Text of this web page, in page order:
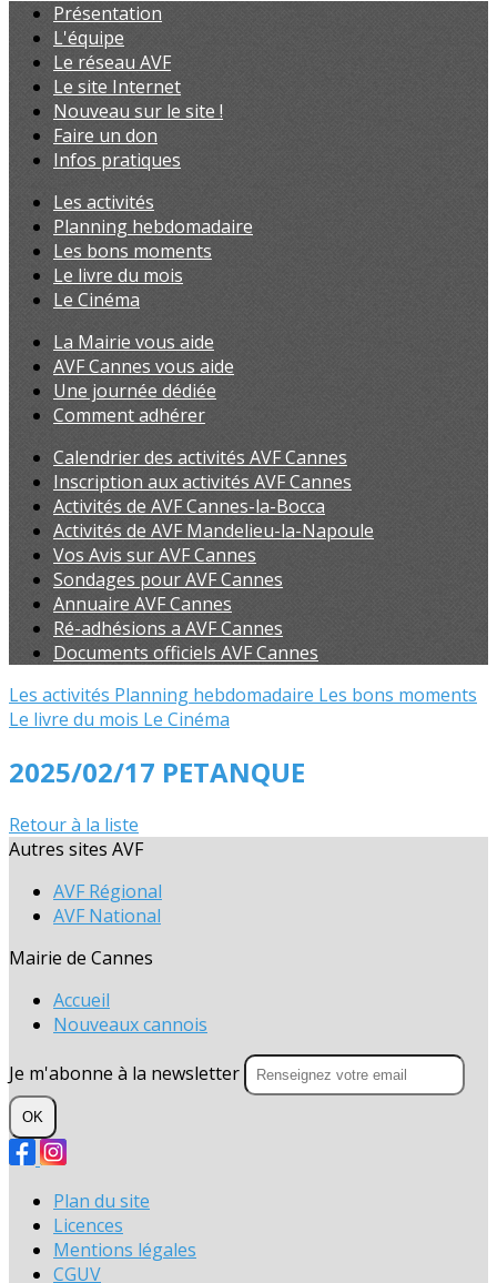
Présentation
L'équipe
Le réseau AVF
Le site Internet
Nouveau sur le site !
Faire un don
Infos pratiques
Les activités
Planning hebdomadaire
Les bons moments
Le livre du mois
Le Cinéma
La Mairie vous aide
AVF Cannes vous aide
Une journée dédiée
Comment adhérer
Calendrier des activités AVF Cannes
Inscription aux activités AVF Cannes
Activités de AVF Cannes-la-Bocca
Activités de AVF Mandelieu-la-Napoule
Vos Avis sur AVF Cannes
Sondages pour AVF Cannes
Annuaire AVF Cannes
Ré-adhésions a AVF Cannes
Documents officiels AVF Cannes
Les activités Planning hebdomadaire Les bons moments
Le livre du mois Le Cinéma
2025/02/17 PETANQUE
Retour à la liste
Autres sites AVF
AVF Régional
AVF National
Mairie de Cannes
Accueil
Nouveaux cannois
Je m'abonne à la newsletter
OK
Plan du site
Licences
Mentions légales
CGUV